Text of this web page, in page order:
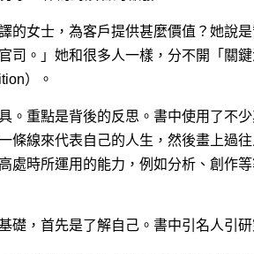
的女士，為客戶提供甚麼價值？她說
司。」她和很多人一樣，分不開「關
）。
。重點是背後的反思。書中使用了不
條線來代表自己的人生，然後畫上過
處時所運用的能力，例如分析、創作
礎，首先是了解自己。書中引名人引